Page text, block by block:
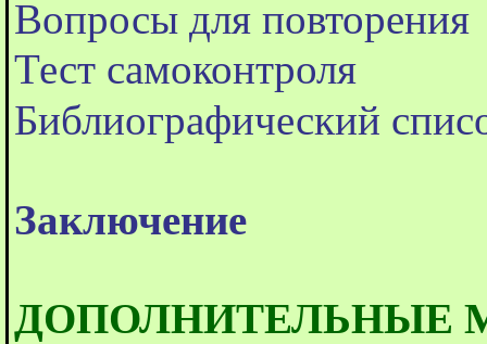
Вопросы для повторения
Тест самоконтроля
Библиографический
Заключение
ДОПОЛНИТЕЛЬНЫЕ